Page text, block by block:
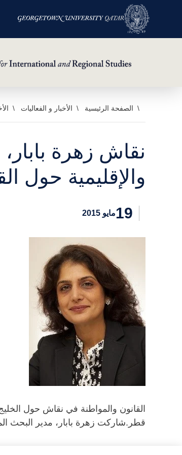
الصفحة الرئيسية الأخبار و الفعاليات
نقاش زهرة
والإقليمية حول
19مايو 2015
قطر.شاركت زهرة بابار، مدير البحث